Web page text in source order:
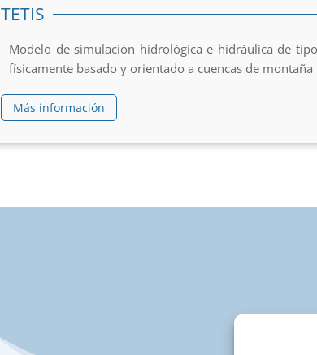
TETIS
Modelo de simulación hidrológica e hidráulica de
físicamente basado y orientado a cuencas de montaña
Más información